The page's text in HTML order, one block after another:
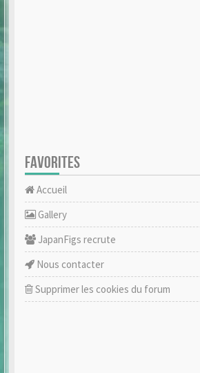
FAVORITES
Accueil
Gallery
JapanFigs recrute
Nous contacter
Supprimer les cookies du forum